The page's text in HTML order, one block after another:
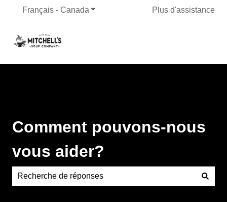
Français - Canada Afficher le sous-menu pour les
Plus d'assistance
Comment pouvons-nous
vous aider?